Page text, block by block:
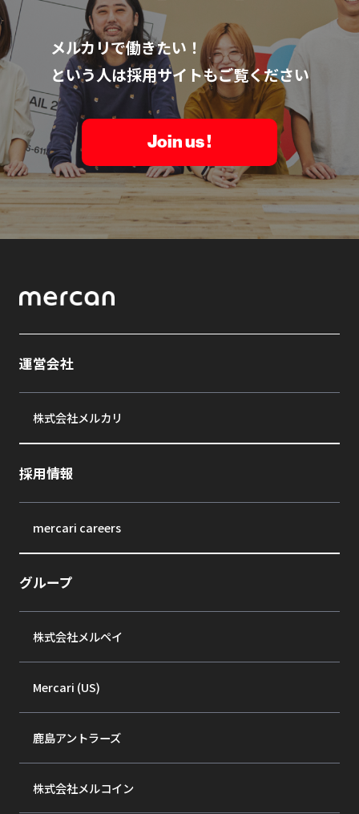
メルカリで働きたい！
という人は採用サイトもご覧ください
Join us !
運営会社
株式会社メルカリ
採用情報
mercari careers
グループ
株式会社メルペイ
Mercari (US)
鹿島アントラーズ
株式会社メルコイン